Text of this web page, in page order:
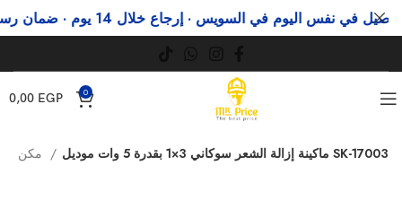
0
0,00 EGP
ماكينة إزالة الشعر سوكاني 3×1 بقدرة 5 وات موديل SK-17003
في نفس اليوم في السويس · إرجاع خلال 14 يوم · ضمان رسمي